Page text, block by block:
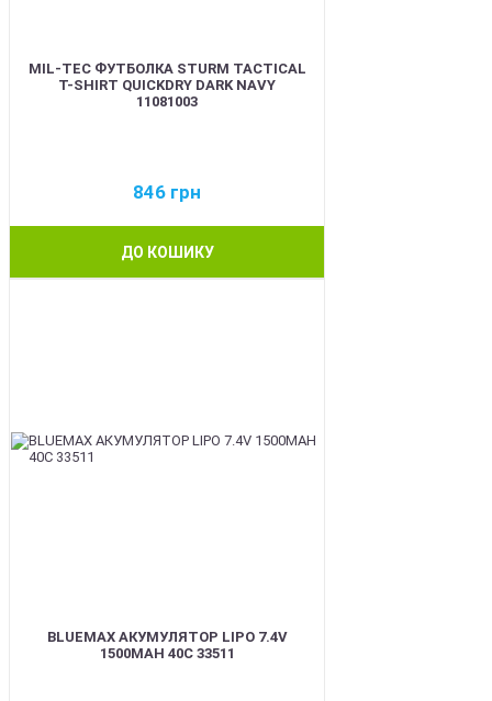
MIL-TEC ФУТБОЛКА STURM TACTICAL
T-SHIRT QUICKDRY DARK NAVY
11081003
846 грн
ДО КОШИКУ
BLUEMAX АКУМУЛЯТОР LIPO 7.4V
1500MAH 40C 33511